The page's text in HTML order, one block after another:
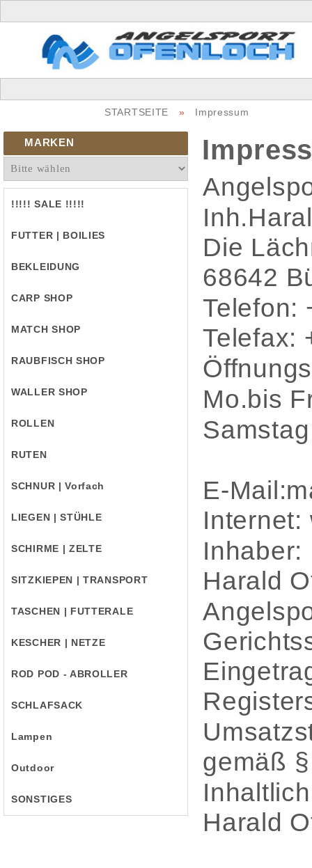
STARTSEITE » Impressum
MARKEN
!!!!! SALE !!!!!
FUTTER | BOILIES
BEKLEIDUNG
CARP SHOP
MATCH SHOP
RAUBFISCH SHOP
WALLER SHOP
ROLLEN
RUTEN
SCHNUR | Vorfach
LIEGEN | STÜHLE
SCHIRME | ZELTE
SITZKIEPEN | TRANSPORT
TASCHEN | FUTTERALE
KESCHER | NETZE
ROD POD - ABROLLER
SCHLAFSACK
Lampen
Outdoor
SONSTIGES
Die
68642
Telefon:
Telefax:
Mo.bis
E-
Internet:
Inhaber:
Harald
gemäß
Harald